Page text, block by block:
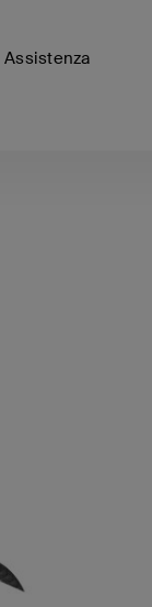
Assistenza